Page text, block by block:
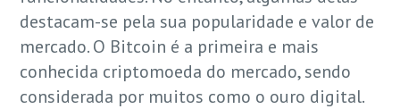
destacam-se pela sua popularidade e valor de
mercado. O Bitcoin é a primeira e mais
conhecida criptomoeda do mercado, sendo
considerada por muitos como o ouro digital.